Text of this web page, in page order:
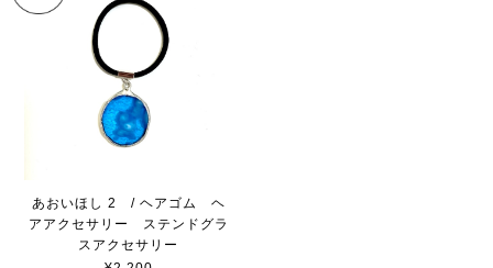
あおいほし 2 / ヘアゴム ヘ
アアクセサリー ステンドグラ
スアクセサリー